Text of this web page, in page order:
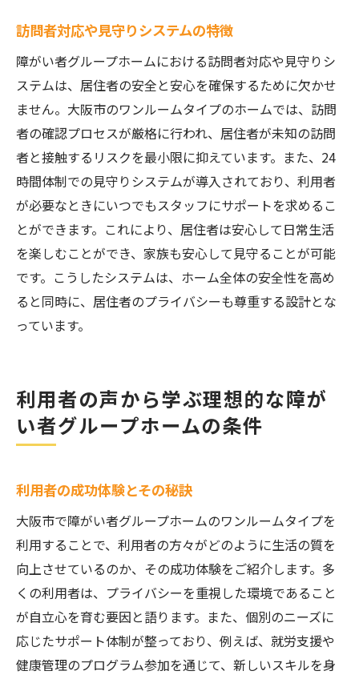
訪問者対応や見守りシステムの特徴
障がい者グループホームにおける訪問者対応や見守りシ
ステムは、居住者の安全と安心を確保するために欠かせ
ません。大阪市のワンルームタイプのホームでは、訪問
者の確認プロセスが厳格に行われ、居住者が未知の訪問
者と接触するリスクを最小限に抑えています。また、24
時間体制での見守りシステムが導入されており、利用者
が必要なときにいつでもスタッフにサポートを求めるこ
とができます。これにより、居住者は安心して日常生活
を楽しむことができ、家族も安心して見守ることが可能
です。こうしたシステムは、ホーム全体の安全性を高め
ると同時に、居住者のプライバシーも尊重する設計とな
っています。
利用者の声から学ぶ理想的な障が
い者グループホームの条件
利用者の成功体験とその秘訣
大阪市で障がい者グループホームのワンルームタイプを
利用することで、利用者の方々がどのように生活の質を
向上させているのか、その成功体験をご紹介します。多
くの利用者は、プライバシーを重視した環境であること
が自立心を育む要因と語ります。また、個別のニーズに
応じたサポート体制が整っており、例えば、就労支援や
健康管理のプログラム参加を通じて、新しいスキルを身